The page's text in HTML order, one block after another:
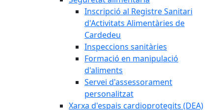
Inscripció al Registre Sanitari
d'Activitats Alimentàries de
Cardedeu
Inspeccions sanitàries
Formació en manipulació
d'aliments
Servei d'assessorament
personalitzat
Xarxa d'espais cardioprotegits (DEA)